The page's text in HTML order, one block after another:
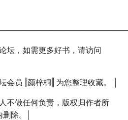
坛，如需更多好书，请访问
会员 ‖颜梓桐‖ 为您整理收藏。 │
不做任何负责，版权归作者所
除。│